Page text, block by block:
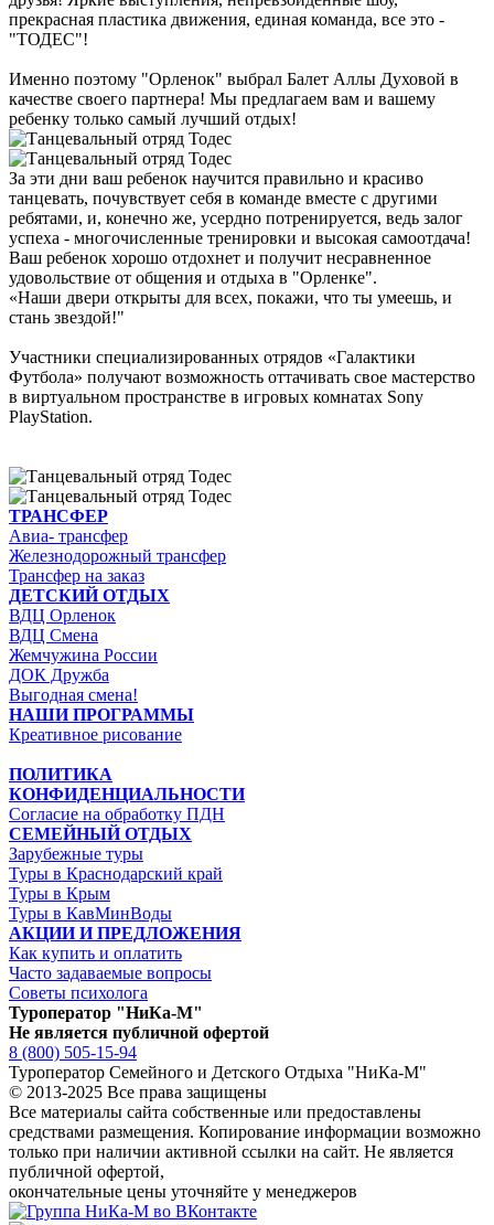
прекрасная пластика движения, единая команда, все это -
"ТОДЕС"!
Именно поэтому "Орленок" выбрал Балет Аллы Духовой в
качестве своего партнера! Мы предлагаем вам и вашему
ребенку только самый лучший отдых!
За эти дни ваш ребенок научится правильно и красиво
танцевать, почувствует себя в команде вместе с другими
ребятами, и, конечно же, усердно потренируется, ведь залог
успеха - многочисленные тренировки и высокая самоотдача!
Ваш ребенок хорошо отдохнет и получит несравненное
удовольствие от общения и отдыха в "Орленке".
«Наши двери открыты для всех, покажи, что ты умеешь, и
стань звездой!"
Участники специализированных отрядов «Галактики
Футбола» получают возможность оттачивать свое мастерство
в виртуальном пространстве в игровых комнатах Sony
PlayStation.
ТРАНСФЕР
Авиа- трансфер
Железнодорожный трансфер
Трансфер на заказ
ДЕТСКИЙ ОТДЫХ
ВДЦ Орленок
ВДЦ Смена
Жемчужина России
ДОК Дружба
Выгодная смена!
НАШИ ПРОГРАММЫ
Креативное рисование
ПОЛИТИКА
КОНФИДЕНЦИАЛЬНОСТИ
Согласие на обработку ПДН
СЕМЕЙНЫЙ ОТДЫХ
Зарубежные туры
Туры в Краснодарский край
Туры в Крым
Туры в КавМинВоды
АКЦИИ И ПРЕДЛОЖЕНИЯ
Как купить и оплатить
Часто задаваемые вопросы
Советы психолога
Туроператор "НиКа-М"
Не является публичной офертой
8 (800) 505-15-94
Туроператор Семейного и Детского Отдыха "НиКа-М"
© 2013-2025 Все права защищены
Все материалы сайта собственные или предоставлены
средствами размещения. Копирование информации возможно
только при наличии активной ссылки на сайт. Не является
публичной офертой,
окончательные цены уточняйте у менеджеров